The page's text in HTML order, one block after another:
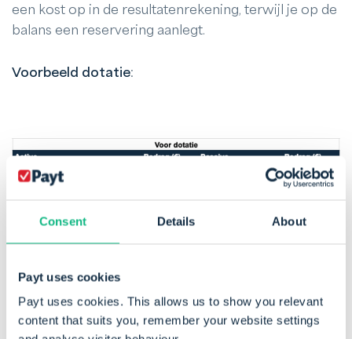
Consent Details About
Payt uses cookies
Payt uses cookies. This allows us to show you relevant
content that suits you, remember your website settings
een kost op in de resultatenrekening, terwijl je op de
balans een reservering aanlegt.
Voorbeeld dotatie:
Wanneer later duidelijk wordt dat de debiteur echt
niet zal betalen, moet je dit verlies niet opnieuw in je